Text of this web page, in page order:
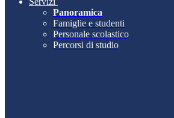
Panoramica
Famiglie e studenti
Personale scolastico
Percorsi di studio